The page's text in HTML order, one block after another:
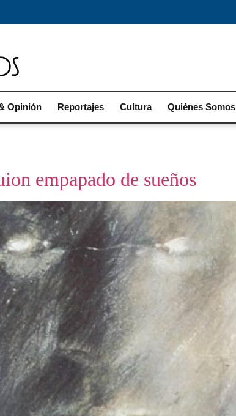
Opinión Reportajes Cultura Quiénes Somos
empapado de sueños